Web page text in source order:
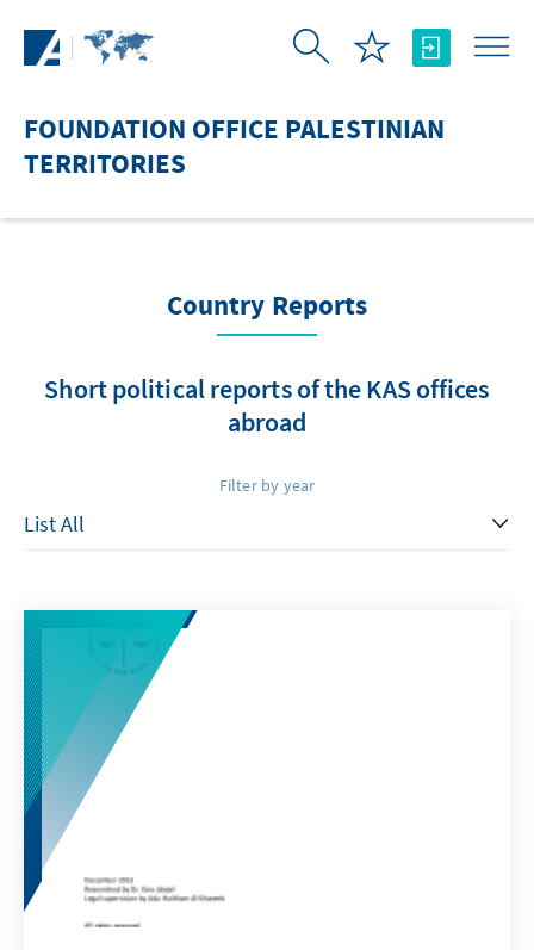
FOUNDATION OFFICE PALESTINIAN
TERRITORIES
Country Reports
Short political reports of the KAS offices
abroad
Filter by year